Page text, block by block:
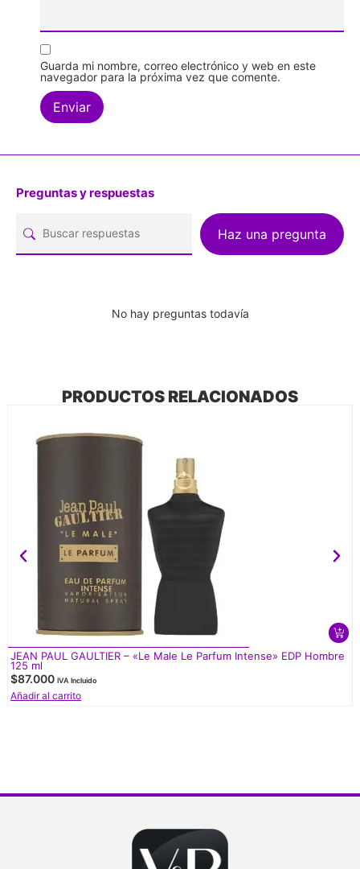
Guarda mi nombre, correo electrónico y web en este
navegador para la próxima vez que comente.
Preguntas y respuestas
Haz una pregunta
No hay preguntas todavía
PRODUCTOS RELACIONADOS
JEAN PAUL GAULTIER – «Le Male Le Parfum Intense» EDP Hombre
125 ml
$87.000 IVA Incluido
Añadir al carrito